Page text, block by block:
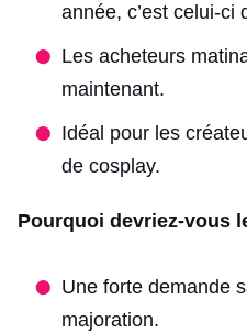
année, c’est celui-ci
Les acheteurs
maintenant.
Idéal pour les
de cosplay.
Pourquoi devriez-vous
Une forte demande
majoration.